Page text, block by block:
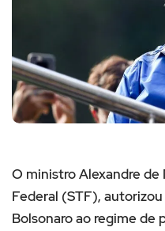
O ministro Alexandre de
Federal (STF),
Bolsonaro ao regime de